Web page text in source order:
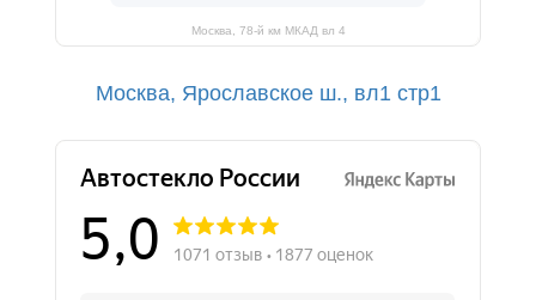
Москва, 78-й км МКАД вл 4
Москва, Ярославское ш., вл1 стр1